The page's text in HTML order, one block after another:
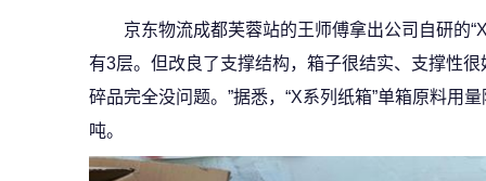
京东物流成都芙蓉站的王师傅拿出公司自研的
有3层。但改良了支撑结构，箱子很结实、支撑性
碎品完全没问题。”据悉，“X系列纸箱”单箱原料用
吨。